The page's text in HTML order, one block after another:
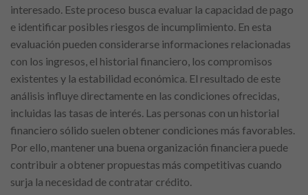
interesado. Este proceso busca evaluar la capacidad de pago
e identificar posibles riesgos de incumplimiento. En esta
evaluación pueden considerarse informaciones relacionadas
con los ingresos, el historial financiero, los compromisos
existentes y la estabilidad económica. El resultado de este
análisis influye directamente en las condiciones ofrecidas,
incluidas las tasas de interés. Las personas con un historial
financiero sólido suelen obtener condiciones más favorables.
Por ello, mantener una buena organización financiera puede
contribuir a obtener propuestas más competitivas cuando
surja la necesidad de contratar crédito.